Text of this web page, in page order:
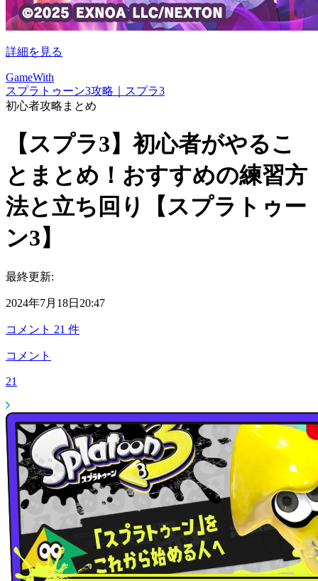
詳細を見る
GameWith
スプラトゥーン3攻略｜スプラ3
初心者攻略まとめ
【スプラ3】初心者がやるこ
とまとめ！おすすめの練習方
法と立ち回り【スプラトゥー
ン3】
最終更新:
2024年7月18日20:47
コメント 21 件
コメント
21